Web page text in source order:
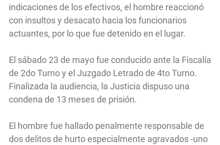
indicaciones de los efectivos, el hombre reaccionó
con insultos y desacato hacia los funcionarios
actuantes, por lo que fue detenido en el lugar.
El sábado 23 de mayo fue conducido ante la Fiscalía
de 2do Turno y el Juzgado Letrado de 4to Turno.
Finalizada la audiencia, la Justicia dispuso una
condena de 13 meses de prisión.
El hombre fue hallado penalmente responsable de
dos delitos de hurto especialmente agravados -uno